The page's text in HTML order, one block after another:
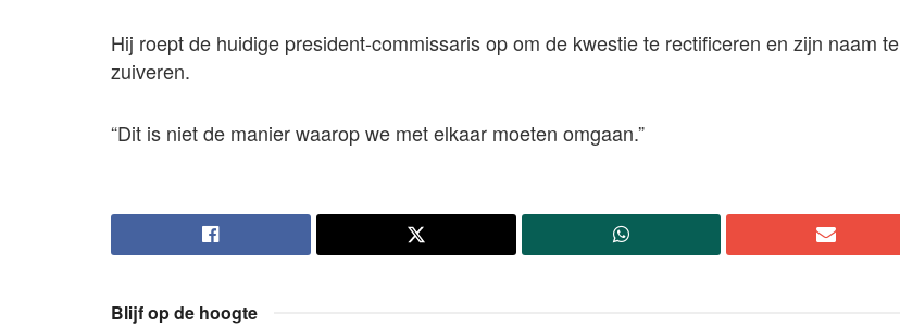
Hij roept de huidige president-commissaris op om de kwestie te rectificeren en zijn naam te
zuiveren.
“Dit is niet de manier waarop we met elkaar moeten omgaan.”
Blijf op de hoogte